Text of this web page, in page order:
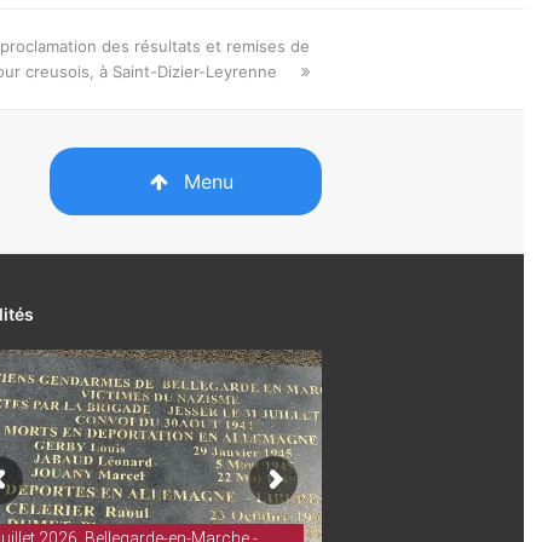
des résultats et remises de
creusois, à Saint-Dizier-Leyrenne
Menu